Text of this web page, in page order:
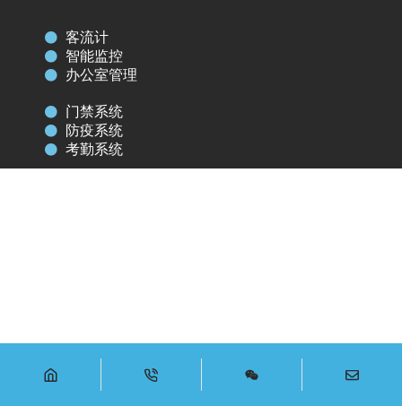
客流计
智能监控
办公室管理
门禁系统
防疫系统
考勤系统